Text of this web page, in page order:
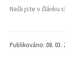
Našli jste v článku
Publikováno: 08. 03.